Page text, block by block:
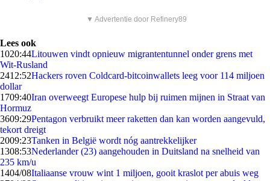
▼ Advertentie door Refinery89
Lees ook
1020:44Litouwen vindt opnieuw migrantentunnel onder grens met
Wit-Rusland
2412:52Hackers roven Coldcard-bitcoinwallets leeg voor 114 miljoen
dollar
1709:40Iran overweegt Europese hulp bij ruimen mijnen in Straat van
Hormuz
3609:29Pentagon verbruikt meer raketten dan kan worden aangevuld,
tekort dreigt
2009:23Tanken in België wordt nóg aantrekkelijker
1308:53Nederlander (23) aangehouden in Duitsland na snelheid van
235 km/u
1404/08Italiaanse vrouw wint 1 miljoen, gooit kraslot per abuis weg